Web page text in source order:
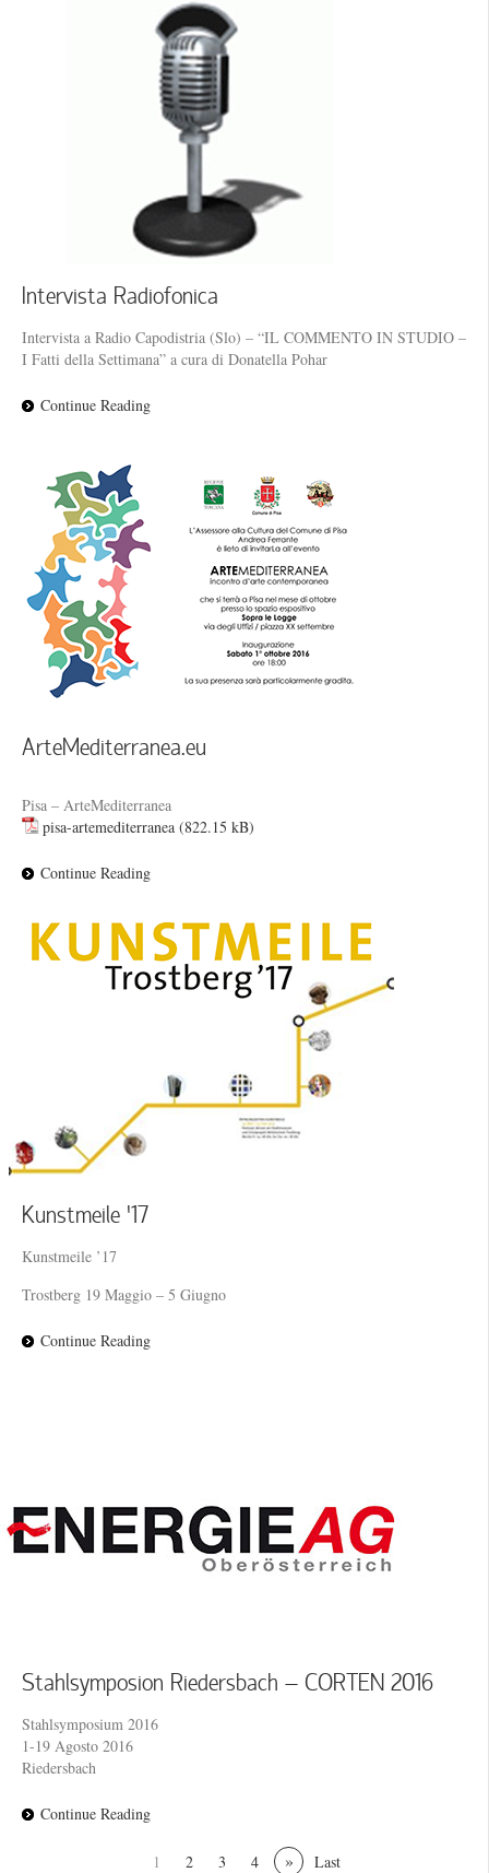
Intervista Radiofonica
Intervista a Radio Capodistria (Slo) – “IL COMMENTO IN STUDIO –
I Fatti della Settimana” a cura di Donatella Pohar
Continue Reading
ArteMediterranea.eu
Pisa – ArteMediterranea
pisa-artemediterranea
Continue Reading
Kunstmeile ’17
Kunstmeile ’17
Trostberg 19 Maggio – 5 Giugno
Continue Reading
Stahlsymposion Riedersbach – CORTEN 2016
Stahlsymposium 2016
1-19 Agosto 2016
Riedersbach
Continue Reading
1 2 3 4 » Last